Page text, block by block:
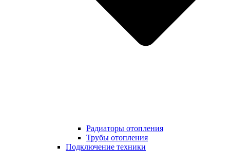
Радиаторы отопления
Трубы отопления
Подключение техники